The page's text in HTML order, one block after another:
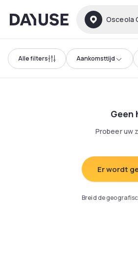
Dayuse Osceola
Alle filters Aankomsttijd
Geen
Probeer uw
Er wordt
Breid de